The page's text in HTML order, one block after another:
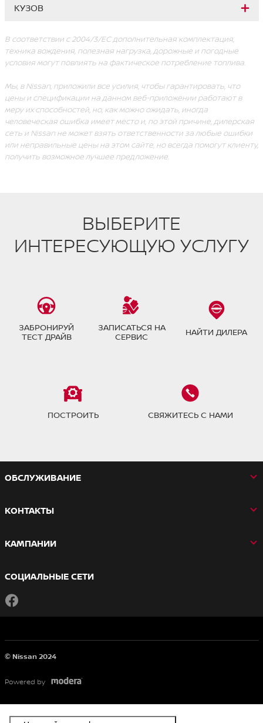
КУЗОВ
В соответствии с 2004/3/ЕС дополнительная комплектация,
техника вождения, полезная нагрузка, дорожные и погодные
условия могут повлиять на фактическое потребление топлива.
Мы, в Nissan, приложили все усилия, чтобы гарантировать, что
цены и спецификации на данном веб-приложении работают в
меру их способностей, но, как можно ожидать, иногда
человеческая ошибка имеет место и, по этой причине, дилерская
сеть и Nissan не может взять ответственности за любые ошибки
или неправильные цены на этом сайте, но всегда помогут клиенту,
получить возможное лучшее предложение.
ВЫБЕРИТЕ
ИНТЕРЕСУЮЩУЮ УСЛУГУ
ЗАБРОНИРУЙ
ТЕСТ ДРАЙВ
ЗАПИСАТЬСЯ НА
СЕРВИС
НАЙТИ ДИЛЕРА
ПОСТРОИТЬ СВЯЖИТЕСЬ С НАМИ
OБСЛУЖИВАНИЕ
КОНТАКТЫ
КАМПАНИИ
СОЦИАЛЬНЫЕ СЕТИ
© Nissan 2024
Powered by